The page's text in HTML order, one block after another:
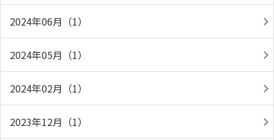
2024年06月（1）
2024年05月（1）
2024年02月（1）
2023年12月（1）